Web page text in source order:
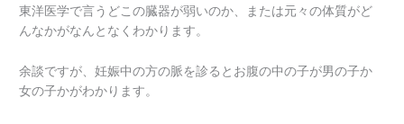
東洋医学で言うどこの臓器が弱いのか、または元々の体質がど
んなかがなんとなくわかります。
余談ですが、妊娠中の方の脈を診るとお腹の中の子が男の子か
女の子かがわかります。